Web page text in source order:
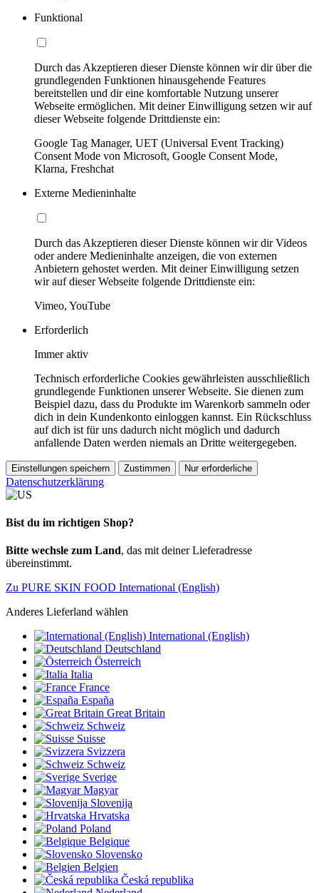
Funktional
Durch das Akzeptieren dieser Dienste können wir dir über die
grundlegenden Funktionen hinausgehende Features
bereitstellen und dir eine komfortable Nutzung unserer
Webseite ermöglichen. Mit deiner Einwilligung setzen wir auf
dieser Webseite folgende Drittdienste ein:
Google Tag Manager, UET (Universal Event Tracking)
Consent Mode von Microsoft, Google Consent Mode,
Klarna, Freshchat
Externe Medieninhalte
Durch das Akzeptieren dieser Dienste können wir dir Videos
oder andere Medieninhalte anzeigen, die von externen
Anbietern gehostet werden. Mit deiner Einwilligung setzen
wir auf dieser Webseite folgende Drittdienste ein:
Vimeo, YouTube
Erforderlich
Immer aktiv
Technisch erforderliche Cookies gewährleisten ausschließlich
grundlegende Funktionen unserer Webseite. Sie dienen zum
Beispiel dazu, dass du Produkte im Warenkorb sammeln oder
dich in dein Kundenkonto einloggen kannst. Ein Rückschluss
auf dich ist für uns dadurch nicht möglich und dadurch
anfallende Daten werden niemals an Dritte weitergegeben.
Einstellungen speichern Zustimmen Nur erforderliche
Datenschutzerklärung
Bist du im richtigen Shop?
Bitte wechsle zum Land, das mit deiner Lieferadresse
übereinstimmt.
Zu PURE SKIN FOOD International (English)
Anderes Lieferland wählen
International (English)
Deutschland
Österreich
Italia
France
España
Great Britain
Schweiz
Suisse
Svizzera
Schweiz
Sverige
Magyar
Slovenija
Hrvatska
Poland
Belgique
Slovensko
Belgien
Česká republika